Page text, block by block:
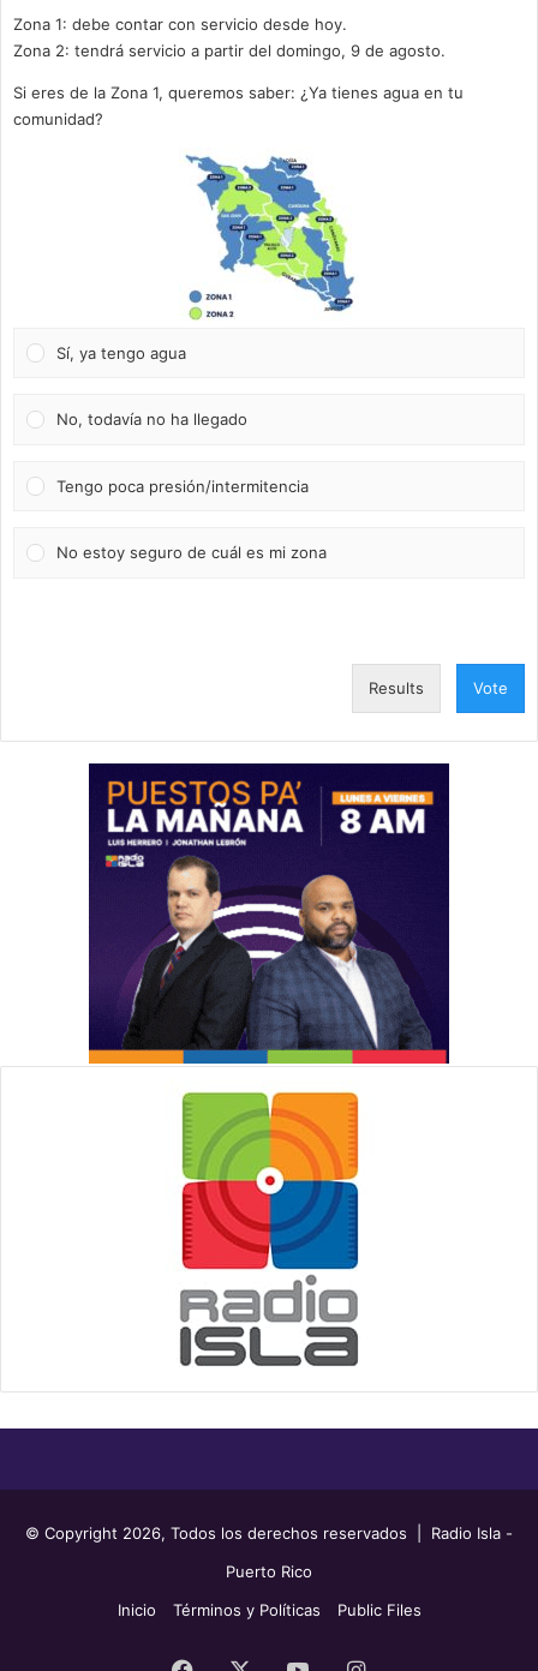
Zona 1: debe contar con servicio desde hoy.
Zona 2: tendrá servicio a partir del domingo, 9 de agosto.
Si eres de la Zona 1, queremos saber: ¿Ya tienes agua en tu
comunidad?
Sí, ya tengo agua
No, todavía no ha llegado
Tengo poca presión/intermitencia
No estoy seguro de cuál es mi zona
Results Vote
© Copyright 2026, Todos los derechos reservados | Radio Isla -
Puerto Rico
Inicio
Términos y Políticas Public Files